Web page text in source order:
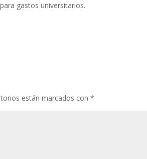
gastos universitarios.
están marcados con*